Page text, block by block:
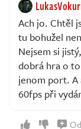
Ach jo. Chtěl
tu bohužel
Nejsem si
dobrá hra o
jenom port. A
60fps při